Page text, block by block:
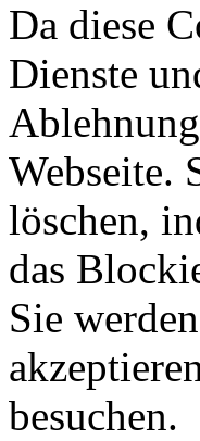
Da diese
Dienste
Webseite.
löschen,
das
Sie
besuchen.